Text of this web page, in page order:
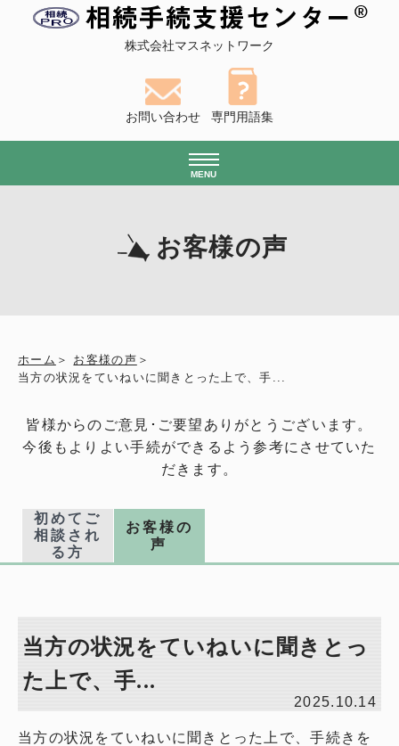
株式会社マスネットワーク
お問い合わせ 専門用語集
MENU
お客様の声
ホーム
お客様の声
当方の状況をていねいに聞きとった上で、手...
皆様からのご意見･ご要望ありがとうございます。
今後もよりよい手続ができるよう参考にさせていた
だきます。
初めてご
相談され
る方
お客様の
声
当方の状況をていねいに聞きとっ
た上で、手...
2025.10.14
当方の状況をていねいに聞きとった上で、手続きを